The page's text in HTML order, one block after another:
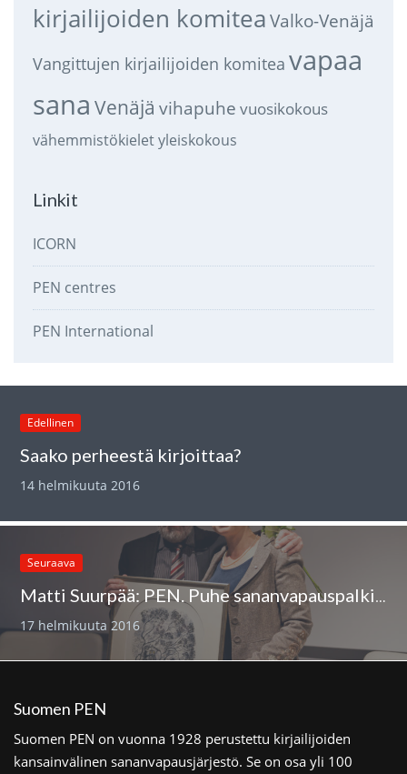
kirjailijoiden komitea Valko-Venäjä
Vangittujen kirjailijoiden komitea vapaa
sana Venäjä vihapuhe vuosikokous
vähemmistökieletyleiskokous
Linkit
ICORN
PEN centres
PEN International
Edellinen
Saako perheestä kirjoittaa?
14 helmikuuta 2016
Seuraava
Matti Suurpää: PEN. Puhe sananvapauspalkinnon luovutustilaisuudessa 16.2.2016
17 helmikuuta 2016
Suomen PEN
Suomen PEN on vuonna 1928 perustettu kirjailijoiden
kansainvälinen sananvapausjärjestö. Se on osa yli 100